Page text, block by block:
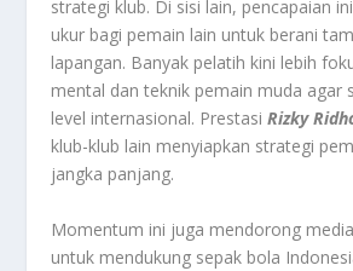
strategi klub. Di sisi lain, pencapaian
ukur bagi pemain lain untuk berani
lapangan. Banyak pelatih kini lebih
mental dan teknik pemain muda agar
level internasional. PrestasiRizky
klub-klub lain menyiapkan strategi
jangka panjang.
Momentum ini juga mendorong
untuk mendukung sepak bola